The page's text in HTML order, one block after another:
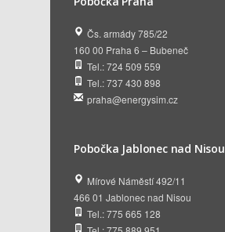
Čs. armády 785/22
160 00 Praha 6 – Bubeneč
Tel.: 724 509 559
Tel.: 737 430 898
praha@energysim.cz
Pobočka Jablonec nad Nisou
Mírové Náměstí 492/11
466 01 Jablonec nad Nisou
Tel.: 775 665 128